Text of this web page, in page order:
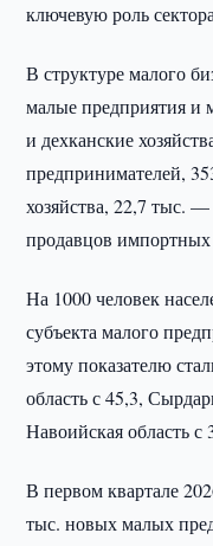
ключевую роль
В структуре малого
малые предприятия и
и дехканские
предпринимателей,
хозяйства, 22,7 тыс.
продавцов импортных
На 1000 человек
субъекта малого
этому показателю
область с 45,3,
Навоийская область
В первом квартале
тыс. новых малых